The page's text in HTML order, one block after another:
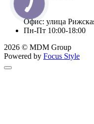
Офис: улица
Пн-Пт 10:00-18:00
2026 © MDM Group
Powered by Focus Style